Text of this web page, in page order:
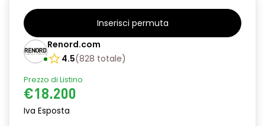
Alzacristalli elettrici posteriori
Barre tetto modulari nere
Bracciolo anteriore con vano portaoggetti
Chiave pieghevole a 3 pulsanti
Inserisci permuta
Renord.com
4.5(828 totale)
Prezzo di Listino
€18.200
Iva Esposta